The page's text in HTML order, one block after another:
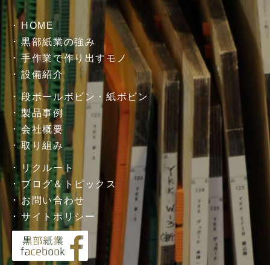
HOME
黒部紙業の強み
手作業で作り出すモノ
設備紹介
段ボールボビン・紙ボビン
製品事例
会社概要
取り組み
リクルート
ブログ＆トピックス
お問い合わせ
サイトポリシー